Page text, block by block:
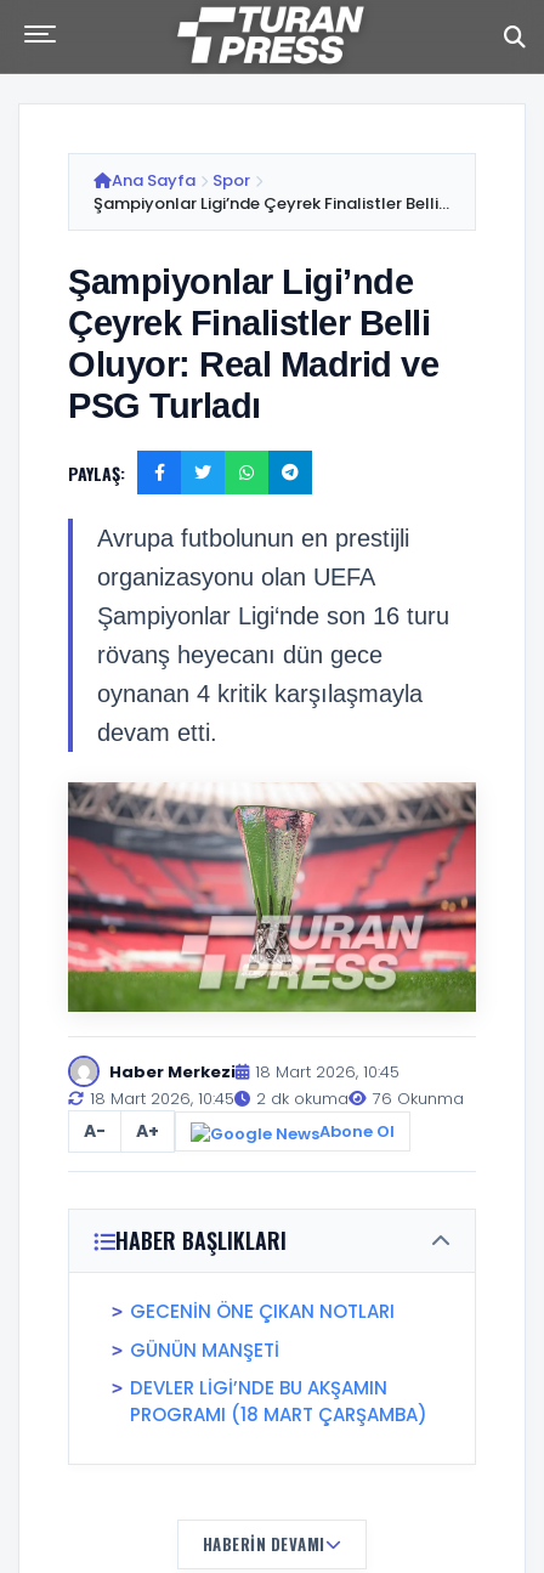
Ana Sayfa
Spor
Şampiyonlar Ligi’nde Çeyrek Finalistler Belli...
Şampiyonlar Ligi’nde
Çeyrek Finalistler Belli
Oluyor: Real Madrid ve
PSG Turladı
PAYLAŞ:
Avrupa futbolunun en prestijli
organizasyonu olan UEFA
Şampiyonlar Ligi‘nde son 16 turu
rövanş heyecanı dün gece
oynanan 4 kritik karşılaşmayla
devam etti.
Haber Merkezi
18 Mart 2026, 10:45
18 Mart 2026, 10:45
2 dk okuma 76 Okunma
A- A+ Abone Ol
HABER BAŞLIKLARI
GECENİN ÖNE ÇIKAN NOTLARI
GÜNÜN MANŞETİ
DEVLER LİGİ’NDE BU AKŞAMIN
PROGRAMI (18 MART ÇARŞAMBA)
HABERIN DEVAMI